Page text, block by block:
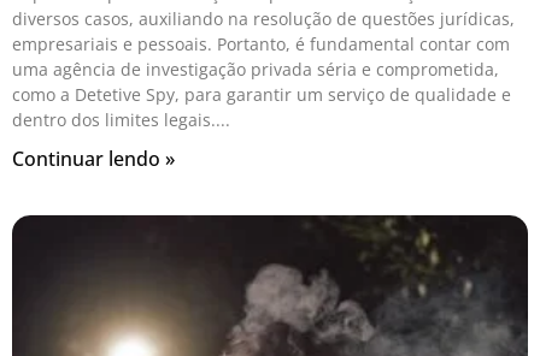
diversos casos, auxiliando na resolução de questões jurídicas,
empresariais e pessoais. Portanto, é fundamental contar com
uma agência de investigação privada séria e comprometida,
como a Detetive Spy, para garantir um serviço de qualidade e
dentro dos limites legais.
Continuar lendo »